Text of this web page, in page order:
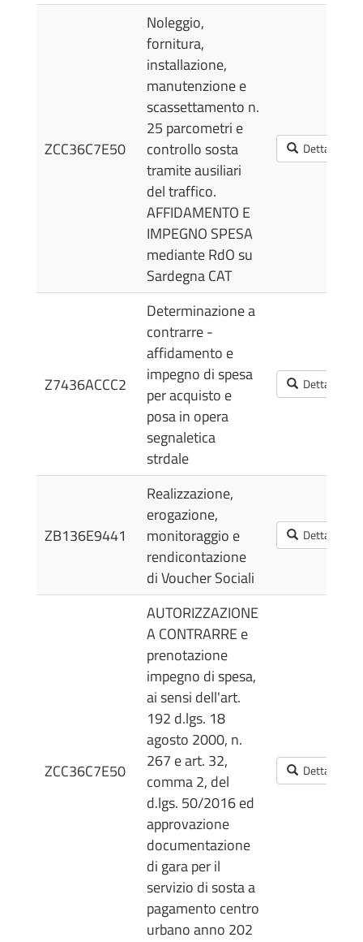
ZCC36C7E50
Noleggio,
fornitura,
installazione,
manutenzione e
scassettamento n.
25 parcometri e
controllo sosta
tramite ausiliari
del traffico.
AFFIDAMENTO E
IMPEGNO SPESA
mediante RdO su
Sardegna CAT
Dettagli
Z7436ACCC2
Determinazione a
contrarre -
affidamento e
impegno di spesa
per acquisto e
posa in opera
segnaletica
strdale
Dettagli
ZB136E9441
Realizzazione,
erogazione,
monitoraggio e
rendicontazione
di Voucher Sociali
Dettagli
ZCC36C7E50
AUTORIZZAZIONE
A CONTRARRE e
prenotazione
impegno di spesa,
ai sensi dell'art.
192 d.lgs. 18
agosto 2000, n.
267 e art. 32,
comma 2, del
d.lgs. 50/2016 ed
approvazione
documentazione
di gara per il
servizio di sosta a
pagamento centro
urbano anno 202
Dettagli